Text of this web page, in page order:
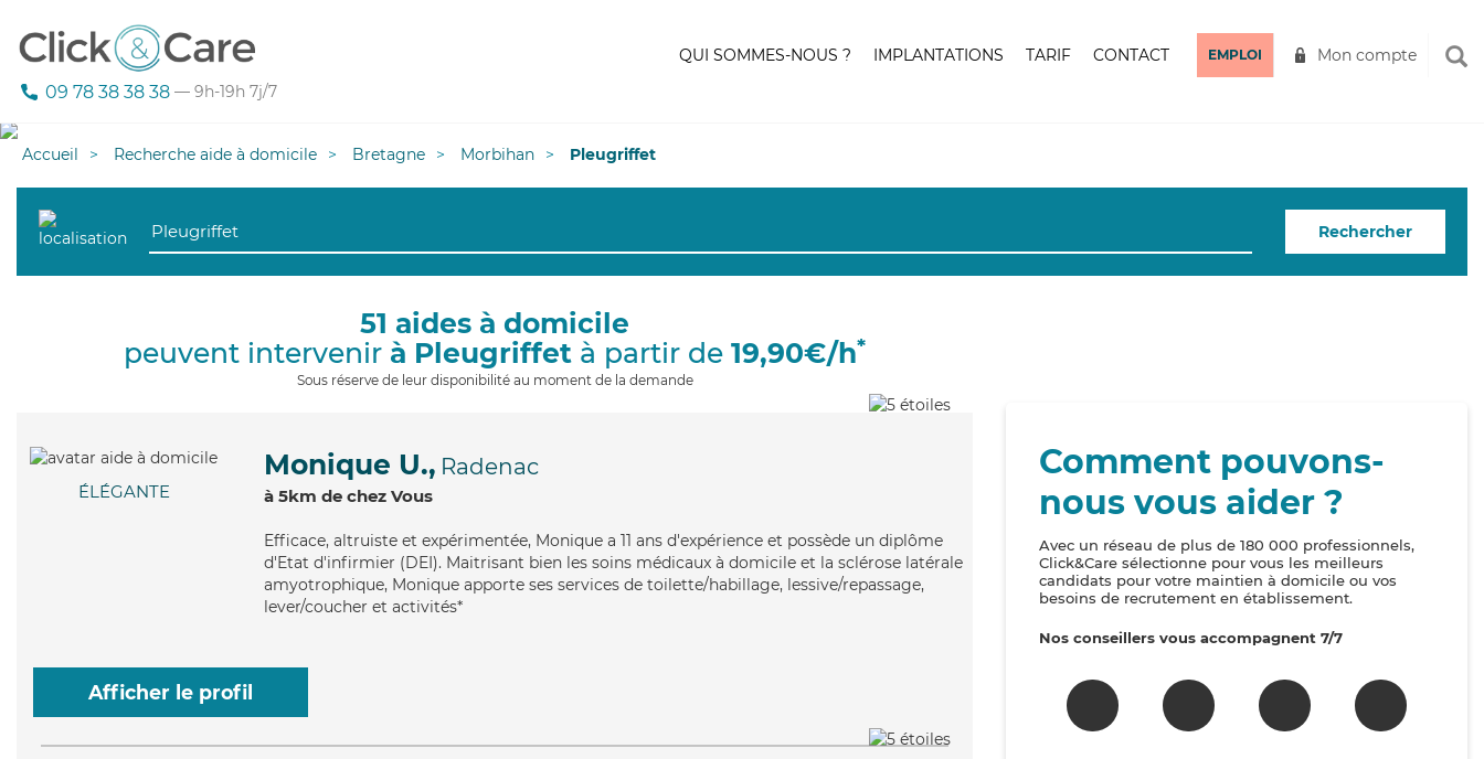
09 78 38 38 38 — 9h-19h 7j/7
QUI SOMMES-NOUS ? IMPLANTATIONS TARIF CONTACT EMPLOI Mon compte
Accueil Recherche aide à domicile Bretagne Morbihan Pleugriffet
Rechercher
51 aides à domicile
peuvent intervenir à Pleugriffet à partir de 19,90€/h*
Sous réserve de leur disponibilité au moment de la demande
ÉLÉGANTE
Monique U., Radenac
à 5km de chez Vous
Efficace, altruiste et expérimentée, Monique a 11 ans d'expérience et possède un diplôme
d'Etat d'infirmier (DEI). Maitrisant bien les soins médicaux à domicile et la sclérose latérale
amyotrophique, Monique apporte ses services de toilette/habillage, lessive/repassage,
lever/coucher et activités*
Afficher le profil
Comment pouvons-
nous vous aider ?
Avec un réseau de plus de 180 000 professionnels,
Click&Care sélectionne pour vous les meilleurs
candidats pour votre maintien à domicile ou vos
besoins de recrutement en établissement.
Nos conseillers vous accompagnent 7/7